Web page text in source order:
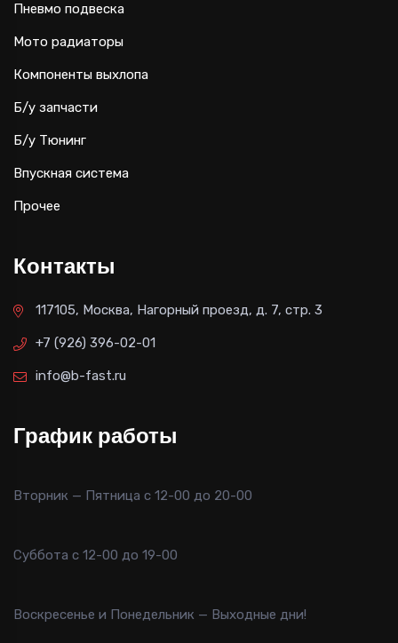
Пневмо подвеска
Мото радиаторы
Компоненты выхлопа
Б/у запчасти
Б/у Тюнинг
Впускная система
Прочее
Контакты
117105, Москва, Нагорный проезд, д. 7, стр. 3
+7 (926) 396-02-01
info@b-fast.ru
График работы
Вторник — Пятница с 12-00 до 20-00
Суббота с 12-00 до 19-00
Воскресенье и Понедельник — Выходные дни!